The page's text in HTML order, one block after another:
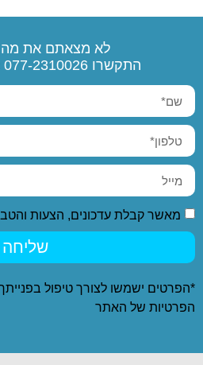
לא מצאתם את מה
התקשרו 077-2310026
מאשר קבלת עדכונים, הצעות
שליחה
*הפרטים ישמשו לצורך טיפול
הפרטיות של האתר